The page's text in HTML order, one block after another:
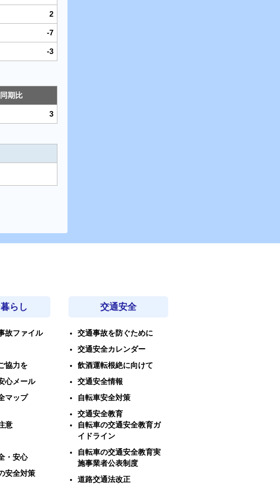
2
-7
-3
期比
3
らし
故ファイル
協力を
心メール
マップ
意
・安心
安全対策
交通安全
交通事故を防ぐために
交通安全カレンダー
飲酒運転根絶に向けて
交通安全情報
自転車安全対策
交通安全教育
自転車の交通安全教育ガ
イドライン
自転車の交通安全教育実
施事業者公表制度
道路交通法改正